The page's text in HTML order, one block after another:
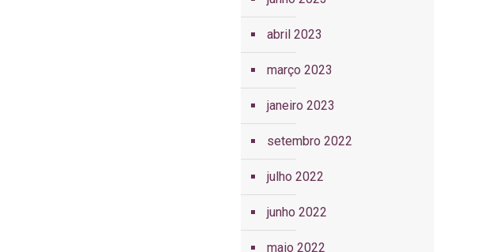
abril 2023
março 2023
janeiro 2023
setembro 2022
julho 2022
junho 2022
maio 2022